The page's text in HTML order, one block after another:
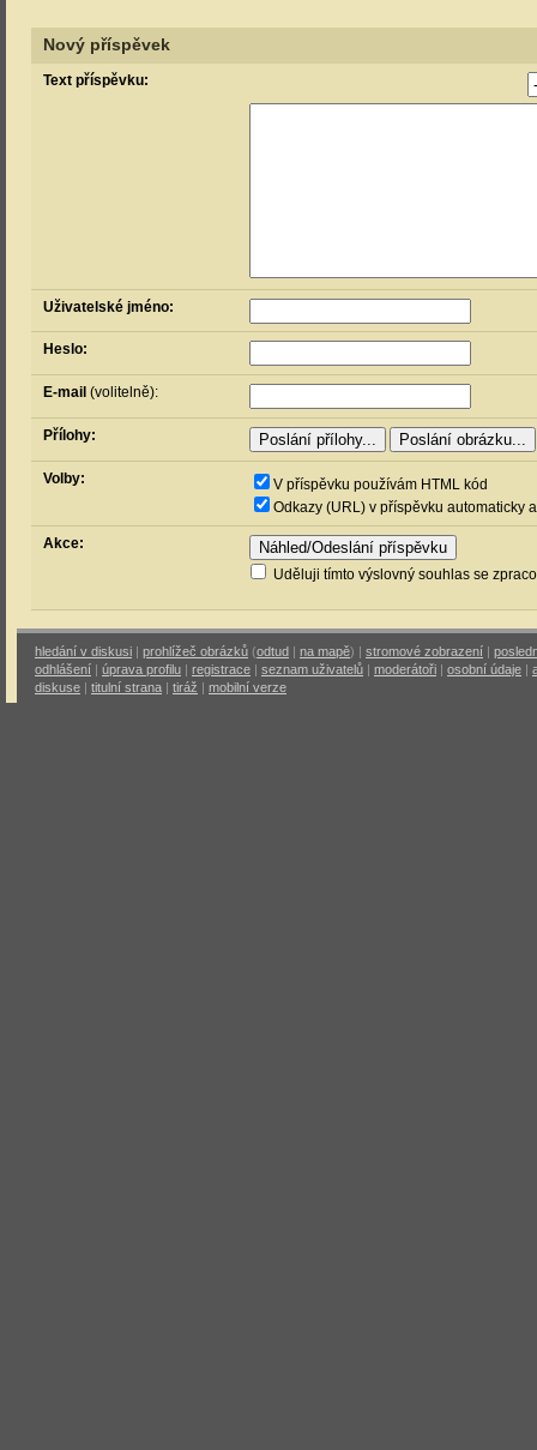
Nový příspěvek
Text příspěvku:
Uživatelské jméno:
Heslo:
E-mail (volitelně):
Přílohy:
Volby:
V příspěvku používám HTML kód
Odkazy (URL) v příspěvku automaticky
Akce:
Uděluji tímto výslovný souhlas se
hledání v diskusi | prohlížeč obrázků (odtud | na mapě) | stromové zobrazení |
odhlášení | úprava profilu | registrace | seznam uživatelů | moderátoři | osobní údaje |
diskuse | titulní strana | tiráž | mobilní verze